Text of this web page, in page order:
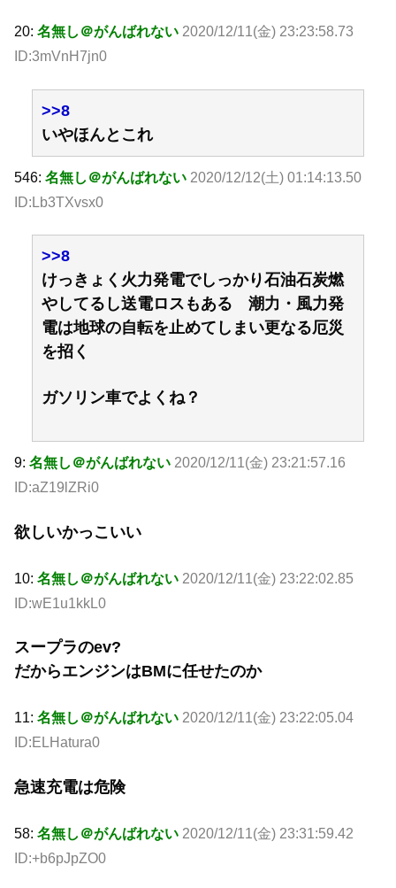
20: 名無し＠がんばれない 2020/12/11(金) 23:23:58.73
ID:3mVnH7jn0
>>8
いやほんとこれ
546: 名無し＠がんばれない 2020/12/12(土) 01:14:13.50
ID:Lb3TXvsx0
>>8
けっきょく火力発電でしっかり石油石炭燃
やしてるし送電ロスもある 潮力・風力発
電は地球の自転を止めてしまい更なる厄災
を招く
ガソリン車でよくね？
9: 名無し＠がんばれない 2020/12/11(金) 23:21:57.16
ID:aZ19lZRi0
欲しいかっこいい
10: 名無し＠がんばれない 2020/12/11(金) 23:22:02.85
ID:wE1u1kkL0
スープラのev?
だからエンジンはBMに任せたのか
11: 名無し＠がんばれない 2020/12/11(金) 23:22:05.04
ID:ELHatura0
急速充電は危険
58: 名無し＠がんばれない 2020/12/11(金) 23:31:59.42
ID:+b6pJpZO0